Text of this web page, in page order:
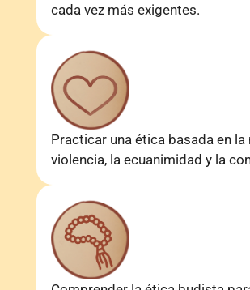
cada vez más exigentes.
Practicar una ética basada en la
violencia, la ecuanimidad y la